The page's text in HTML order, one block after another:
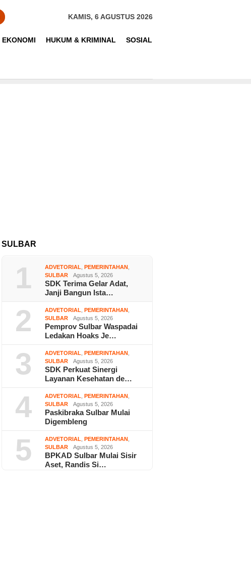
KAMIS, 6 AGUSTUS 2026
EKONOMI HUKUM & KRIMINAL SOSIAL
SULBAR
1 ADVETORIAL ,PEMERINTAHAN
SULBAR
Agustus 5, 2026
SDK Terima Gelar Adat,
Janji Bangun Ista…
2 ADVETORIAL ,PEMERINTAHAN
SULBAR
Agustus 5, 2026
Pemprov Sulbar Waspadai
Ledakan Hoaks Je…
3 ADVETORIAL ,PEMERINTAHAN
SULBAR
Agustus 5, 2026
SDK Perkuat Sinergi
Layanan Kesehatan de…
4 ADVETORIAL ,PEMERINTAHAN
SULBAR
Agustus 5, 2026
Paskibraka Sulbar Mulai
Digembleng
5 ADVETORIAL ,PEMERINTAHAN
SULBAR
Agustus 5, 2026
BPKAD Sulbar Mulai Sisir
Aset, Randis Si…